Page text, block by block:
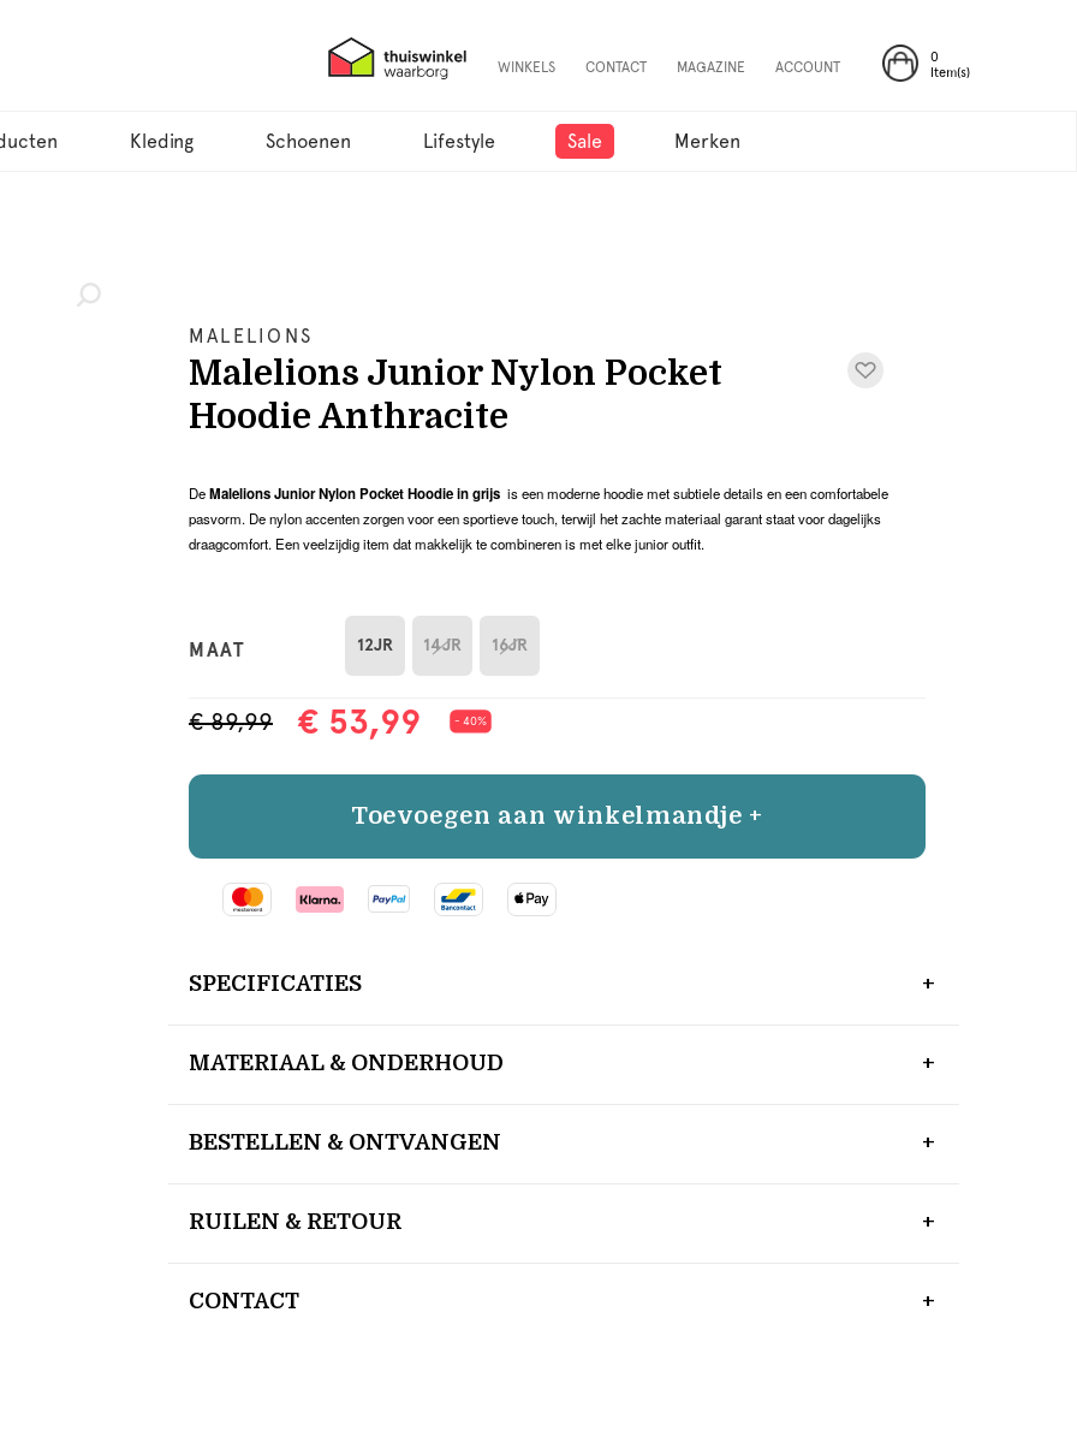
0
Item(s)
WINKELS CONTACT MAGAZINE ACCOUNT
Kleding Schoenen Lifestyle Sale Merken
MALELIONS
Malelions Junior Nylon Pocket
Hoodie Anthracite
DeMalelions Junior Nylon Pocket Hoodie in grijs is een moderne hoodie met subtiele details en een comfortabele
pasvorm. De nylon accenten zorgen voor een sportieve touch, terwijl het zachte materiaal garant staat voor dagelijks
draagcomfort. Een veelzijdig item dat makkelijk te combineren is met elke junior outfit.
MAAT 12JR 14JR 16JR
€ 89,99 € 53,99 - 40%
Toevoegen aan winkelmandje +
SPECIFICATIES
MATERIAAL & ONDERHOUD
BESTELLEN & ONTVANGEN
RUILEN & RETOUR
CONTACT